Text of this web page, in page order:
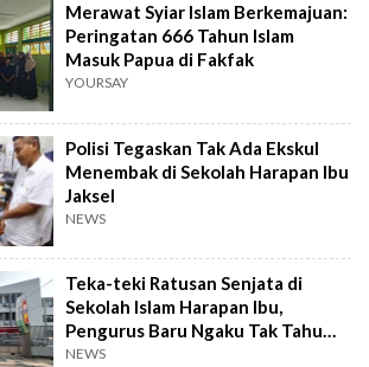
Merawat Syiar Islam Berkemajuan:
Peringatan 666 Tahun Islam
Masuk Papua di Fakfak
YOURSAY
Polisi Tegaskan Tak Ada Ekskul
Menembak di Sekolah Harapan Ibu
Jaksel
NEWS
Teka-teki Ratusan Senjata di
Sekolah Islam Harapan Ibu,
Pengurus Baru Ngaku Tak Tahu
Asal-usulnya
NEWS